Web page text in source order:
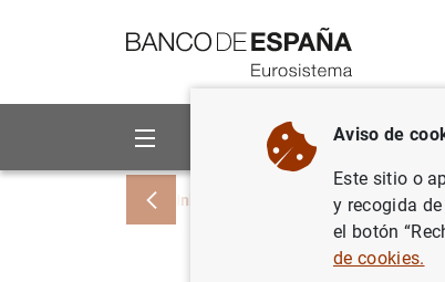
Sobre el Banco
Inicio Noticias y eventos
Aviso de
Este sitio o
y recogida
el botón
de cookies.